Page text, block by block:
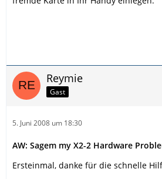
Reymie
Gast
5. Juni 2008 um 18:30
AW: Sagem my X2-2 Hardware
Ersteinmal, danke für die schnelle